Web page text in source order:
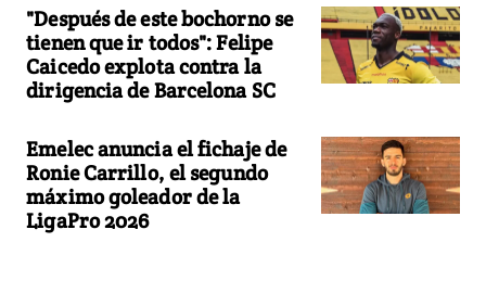
"Después de este bochorno se
tienen que ir todos": Felipe
Caicedo explota contra la
dirigencia de Barcelona SC
Emelec anuncia el fichaje de
Ronie Carrillo, el segundo
máximo goleador de la
LigaPro 2026